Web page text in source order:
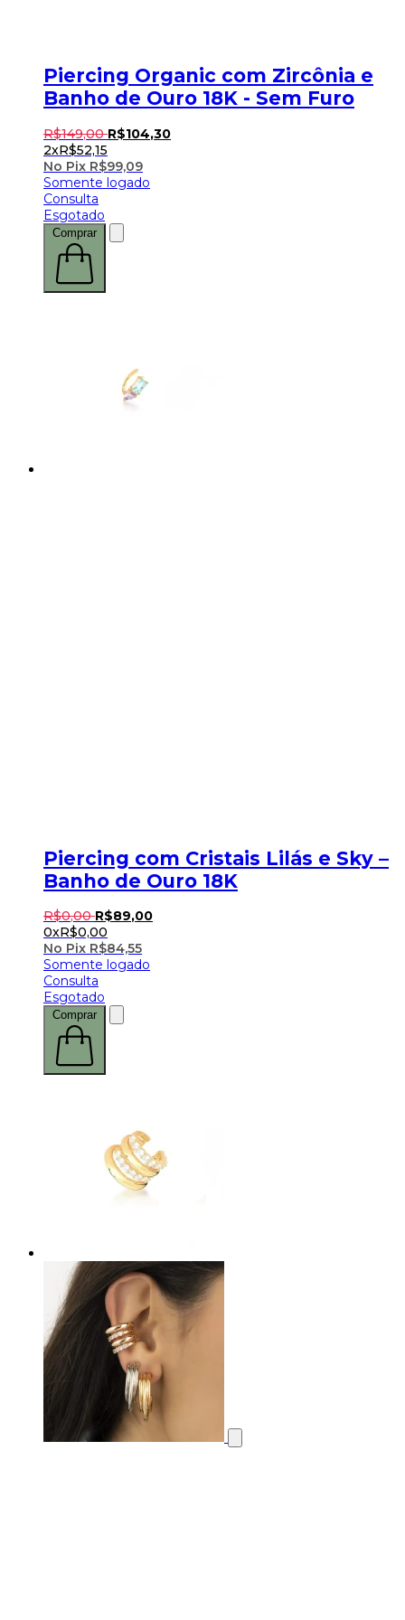
Piercing Organic com Zircônia e
Banho de Ouro 18K - Sem Furo
R$149,00 R$104,30
2xR$52,15
No Pix R$99,09
Somente logado
Consulta
Esgotado
Comprar
Piercing com Cristais Lilás e Sky –
Banho de Ouro 18K
R$0,00 R$89,00
0xR$0,00
No Pix R$84,55
Somente logado
Consulta
Esgotado
Comprar